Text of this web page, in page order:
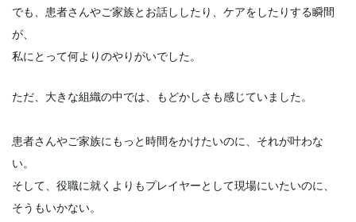
でも、患者さんやご家族とお話ししたり、ケアをしたりする瞬間
が、
私にとって何よりのやりがいでした。
ただ、大きな組織の中では、もどかしさも感じていました。
患者さんやご家族にもっと時間をかけたいのに、それが叶わな
い。
そして、役職に就くよりもプレイヤーとして現場にいたいのに、
そうもいかない。